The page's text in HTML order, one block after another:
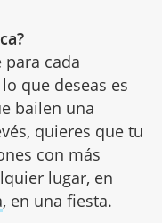
cada
que deseas es
bailen una
quieres que tu
con más
lugar, en
, en una fiesta.